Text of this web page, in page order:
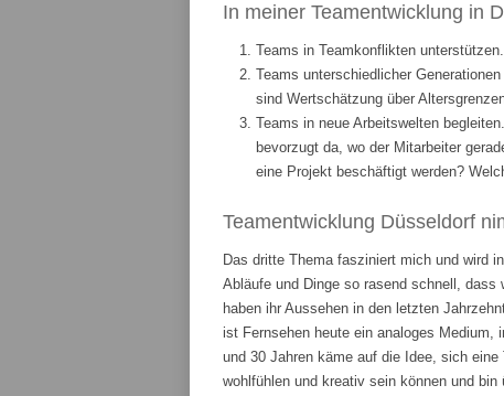
In meiner Teamentwicklung in
Teams in Teamkonflikten
Teams unterschiedlicher
sind Wertschätzung über
Teams in neue Arbeitswelten
bevorzugt da, wo der Mitarbeiter
eine Projekt beschäftigt werden?
Teamentwicklung Düsseldorf
Das dritte Thema fasziniert mich und wird
Abläufe und Dinge so rasend schnell,
haben ihr Aussehen in den letzten
ist Fernsehen heute ein analoges Medium,
und 30 Jahren käme auf die Idee, sich
wohlfühlen und kreativ sein können und